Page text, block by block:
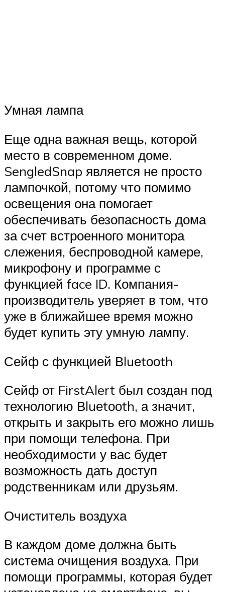
Умная лампа
Еще одна важная вещь, которой
место в современном доме.
SengledSnap является не просто
лампочкой, потому что помимо
освещения она помогает
обеспечивать безопасность дома
за счет встроенного монитора
слежения, беспроводной камере,
микрофону и программе с
функцией face ID. Компания-
производитель уверяет в том, что
уже в ближайшее время можно
будет купить эту умную лампу.
Сейф с функцией Вluеtооth
Сейф от FirstAlert был создан под
технологию Вluеtооth, а значит,
открыть и закрыть его можно лишь
при помощи телефона. При
необходимости у вас будет
возможность дать доступ
родственникам или друзьям.
Очиститель воздуха
В каждом доме должна быть
система очищения воздуха. При
помощи программы, которая будет